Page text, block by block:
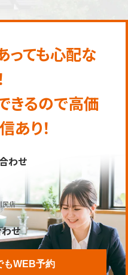
っても心配な
きるので高価
あり！
わせ
店
せ
もWEB予約